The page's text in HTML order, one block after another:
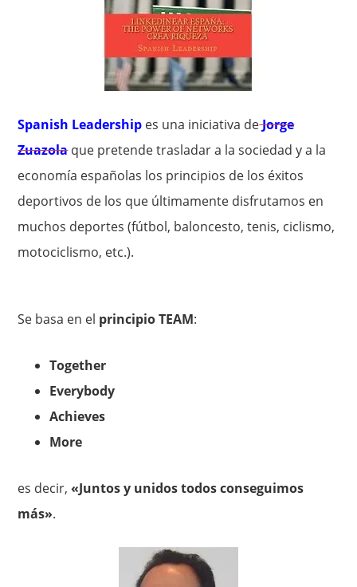
Spanish Leadership es una iniciativa deJorge
Zuazolaque pretende trasladar a la sociedad y a la
economía españolas los principios de los éxitos
deportivos de los que últimamente disfrutamos en
muchos deportes (fútbol, baloncesto, tenis, ciclismo,
motociclismo, etc.).
Se basa en el principio TEAM:
Together
Everybody
Achieves
More
es decir,«Juntos y unidos todos conseguimos
más».